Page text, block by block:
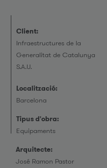
Client:
Infraestructures de la
Generalitat de Catalunya
S.A.U.
Localització:
Barcelona
Tipus d'obra:
Equipaments
Arquitecte:
José Ramon Pastor